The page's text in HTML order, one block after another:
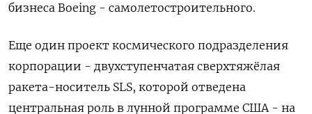
бизнеса Boeing - самолетостроительного.
Еще один проект космического подразделения
корпорации - двухступенчатая сверхтяжёлая
ракета-носитель SLS, которой отведена
центральная роль в лунной программе США - на